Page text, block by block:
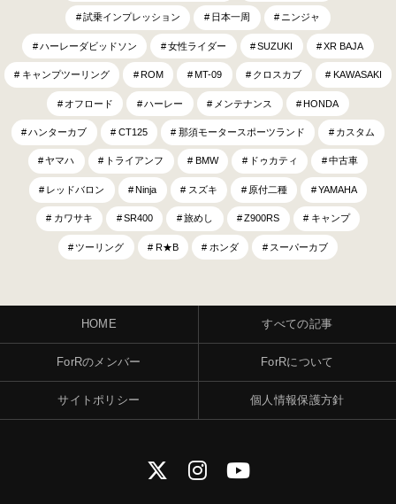
試乗インプレッション 日本一周 ニンジャ
ハーレーダビッドソン 女性ライダー SUZUKI XR BAJA
キャンプツーリング ROM MT-09 クロスカブ KAWASAKI
オフロード ハーレー メンテナンス HONDA
ハンターカブ CT125 那須モータースポーツランド カスタム
ヤマハ トライアンフ BMW ドゥカティ 中古車
レッドバロン Ninja スズキ 原付二種 YAMAHA
カワサキ SR400 旅めし Z900RS キャンプ
ツーリング R★B ホンダ スーパーカブ
HOME すべての記事
ForRのメンバー ForRについて
サイトポリシー 個人情報保護方針